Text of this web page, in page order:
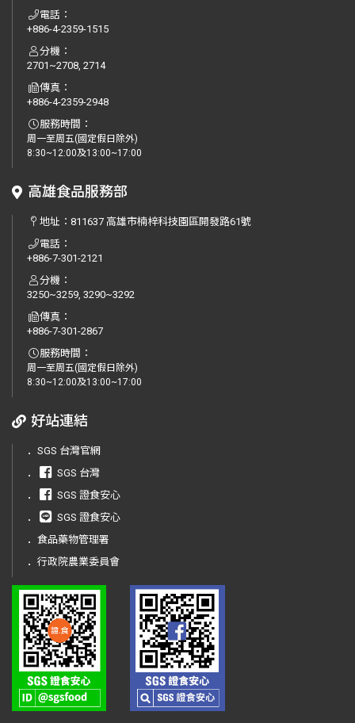
電話：
+886-4-2359-1515
分機：
2701~2708, 2714
傳真：
+886-4-2359-2948
服務時間：
周一至周五(國定假日除外)
8:30~12:00及13:00~17:00
高雄食品服務部
地址：811637 高雄市楠梓科技園區開發路61號
電話：
+886-7-301-2121
分機：
3250~3259, 3290~3292
傳真：
+886-7-301-2867
服務時間：
周一至周五(國定假日除外)
8:30~12:00及13:00~17:00
好站連結
． SGS 台灣官網
．
SGS 台灣
．
SGS 證食安心
．
SGS 證食安心
． 食品藥物管理署
． 行政院農業委員會